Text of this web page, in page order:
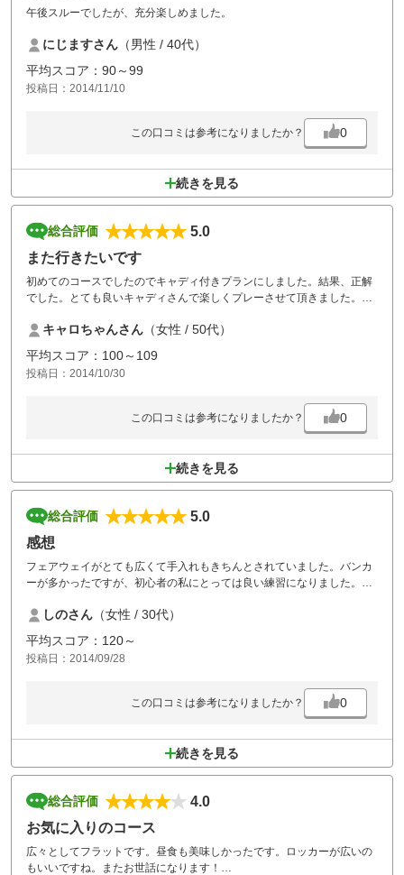
午後スルーでしたが、充分楽しめました。
にじますさん （男性 / 40代）
平均スコア：90～99
投稿日：2014/11/10
この口コミは参考になりましたか？ 0
続きを見る
総合評価
5.0
また行きたいです
初めてのコースでしたのでキャディ付きプランにしました。結果、正解
でした。とても良いキャディさんで楽しくプレーさせて頂きました。機
キャロちゃんさん （女性 / 50代）
平均スコア：100～109
投稿日：2014/10/30
この口コミは参考になりましたか？ 0
続きを見る
総合評価
5.0
感想
フェアウェイがとても広くて手入れもきちんとされていました。バンカ
ーが多かったですが、初心者の私にとっては良い練習になりました。カ
しのさん （女性 / 30代）
平均スコア：120～
投稿日：2014/09/28
この口コミは参考になりましたか？ 0
続きを見る
総合評価
4.0
お気に入りのコース
広々としてフラットです。昼食も美味しかったです。ロッカーが広いの
もいいですね。またお世話になります！